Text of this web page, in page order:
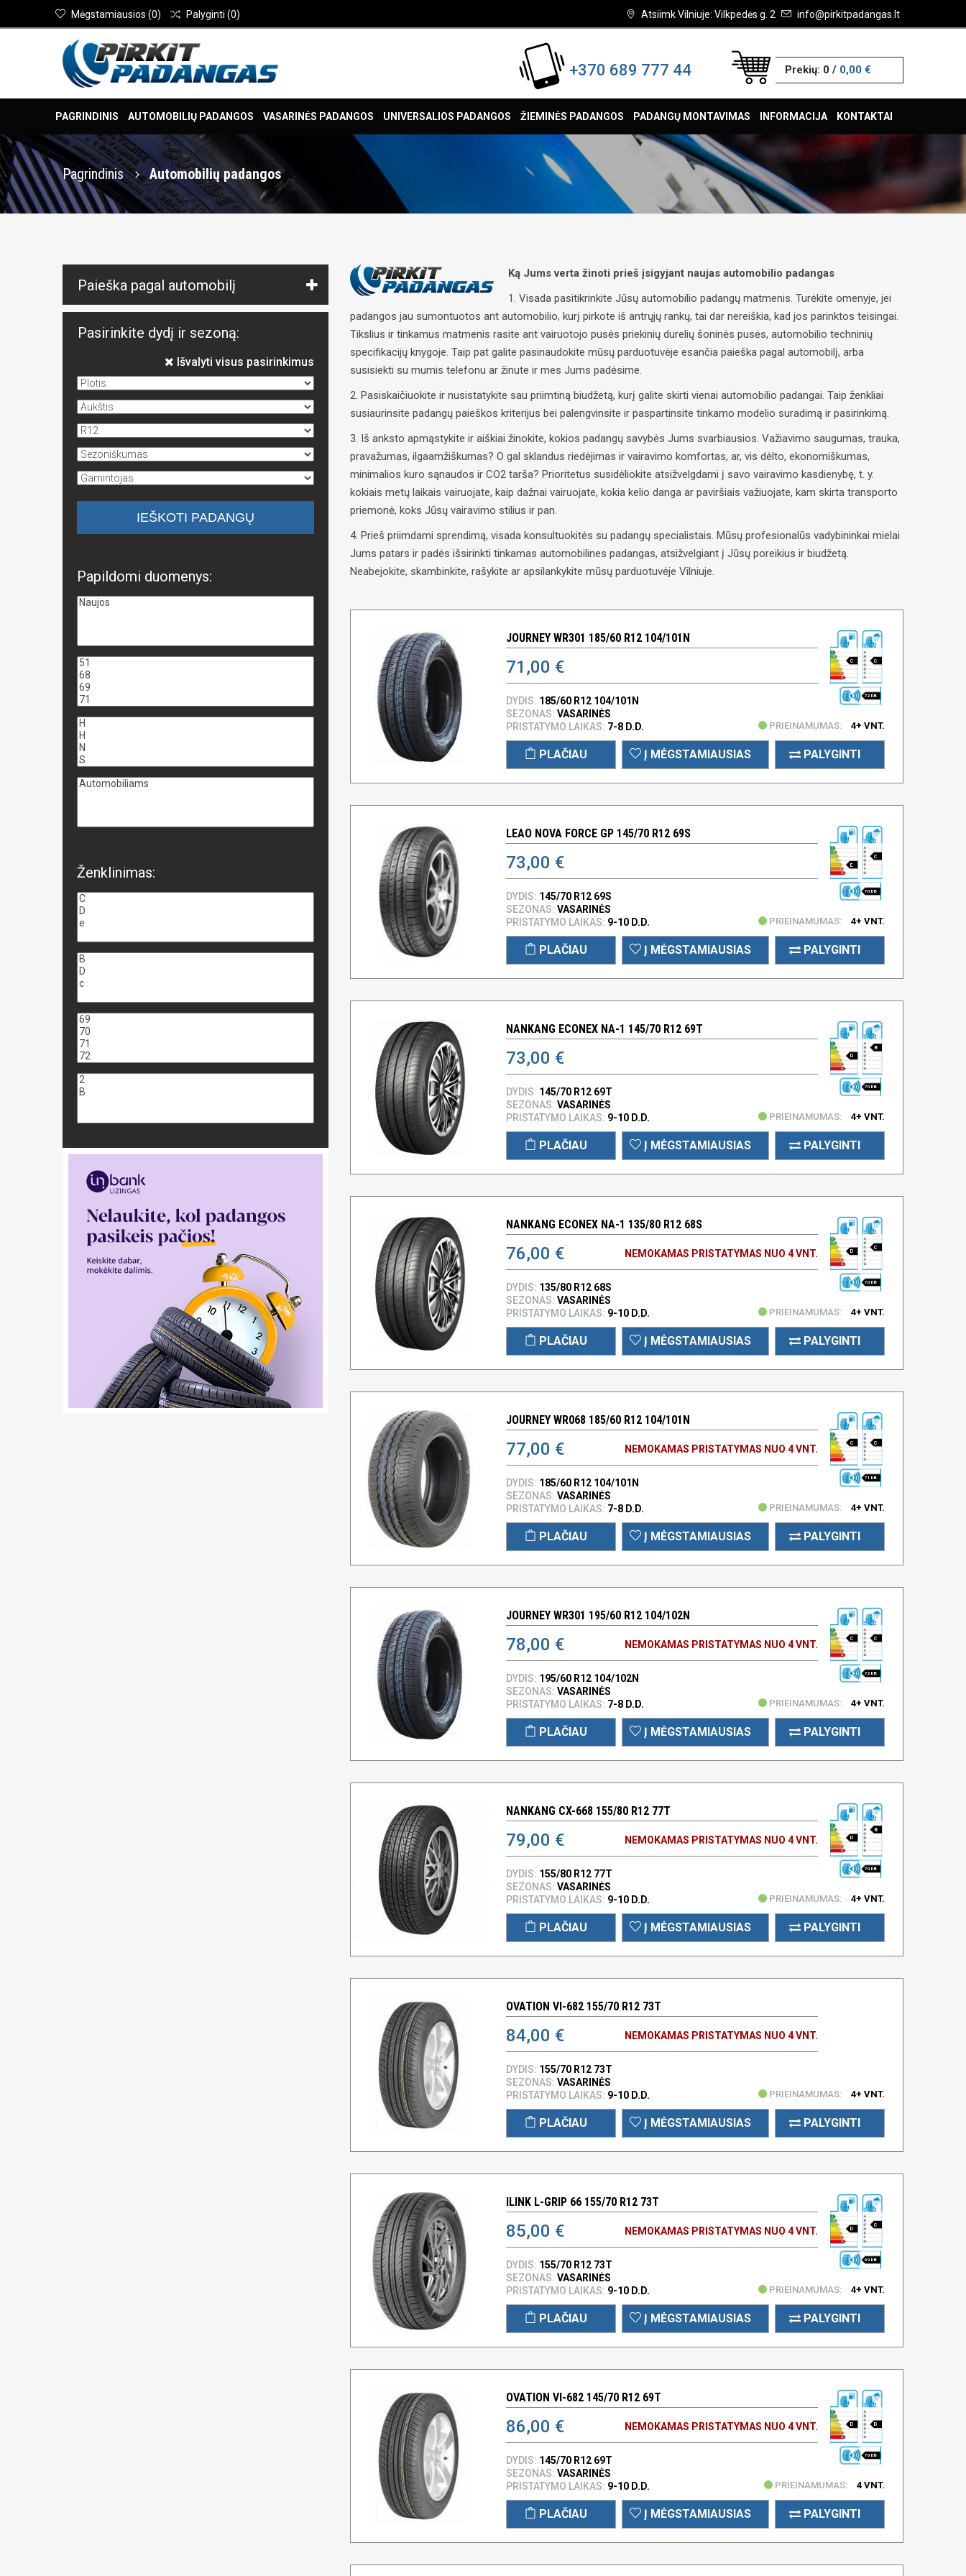
Atsiimk Vilniuje: Vilkpedės g. 2 info@pirkitpadangas.lt
Mėgstamiausios (0) Palyginti (0)
+370 689 777 44 Prekių: 0/ 0,00 €
PAGRINDINIS AUTOMOBILIŲ PADANGOS VASARINĖS PADANGOS UNIVERSALIOS PADANGOS ŽIEMINĖS PADANGOS PADANGŲ MONTAVIMAS INFORMACIJA KONTAKTAI
Pagrindinis Automobilių padangos
Paieška pagal automobilį
Pasirinkite dydį ir sezoną:
Išvalyti visus pasirinkimus
Papildomi duomenys:
Ženklinimas:
Ką Jums verta žinoti prieš įsigyjant naujas automobilio padangas
1. Visada pasitikrinkite Jūsų automobilio padangų matmenis. Turėkite omenyje, jei
padangos jau sumontuotos ant automobilio, kurį pirkote iš antrųjų rankų, tai dar nereiškia, kad jos parinktos teisingai.
Tikslius ir tinkamus matmenis rasite ant vairuotojo pusės priekinių durelių šoninės pusės, automobilio techninių
specifikacijų knygoje. Taip pat galite pasinaudokite mūsų parduotuvėje esančia paieška pagal automobilį, arba
susisiekti su mumis telefonu ar žinute ir mes Jums padėsime.
2. Pasiskaičiuokite ir nusistatykite sau priimtiną biudžetą, kurį galite skirti vienai automobilio padangai. Taip ženkliai
susiaurinsite padangų paieškos kriterijus bei palengvinsite ir paspartinsite tinkamo modelio suradimą ir pasirinkimą.
3. Iš anksto apmąstykite ir aiškiai žinokite, kokios padangų savybės Jums svarbiausios. Važiavimo saugumas, trauka,
pravažumas, ilgaamžiškumas? O gal sklandus riedėjimas ir vairavimo komfortas, ar, vis dėlto, ekonomiškumas,
minimalios kuro sąnaudos ir CO2 tarša? Prioritetus susidėliokite atsižvelgdami į savo vairavimo kasdienybę, t. y.
kokiais metų laikais vairuojate, kaip dažnai vairuojate, kokia kelio danga ar paviršiais važiuojate, kam skirta transporto
priemonė, koks Jūsų vairavimo stilius ir pan.
4. Prieš priimdami sprendimą, visada konsultuokitės su padangų specialistais. Mūsų profesionalūs vadybininkai mielai
Jums patars ir padės išsirinkti tinkamas automobilines padangas, atsižvelgiant į Jūsų poreikius ir biudžetą.
Neabejokite, skambinkite, rašykite ar apsilankykite mūsų parduotuvėje Vilniuje.
JOURNEY WR301 185/60 R12 104/101N
71,00 € C C
72 DB
DYDIS: 185/60 R12 104/101N
SEZONAS: VASARINĖS
PRISTATYMO LAIKAS: 7-8 D.D. PRIEINAMUMAS: 4+ VNT.
PLAČIAU Į MĖGSTAMIAUSIAS PALYGINTI
LEAO NOVA FORCE GP 145/70 R12 69S
73,00 € E
C
70 DB
DYDIS: 145/70 R12 69S
SEZONAS: VASARINĖS
PRISTATYMO LAIKAS: 9-10 D.D. PRIEINAMUMAS: 4+ VNT.
PLAČIAU Į MĖGSTAMIAUSIAS PALYGINTI
NANKANG ECONEX NA-1 145/70 R12 69T
73,00 € D
B
70 DB
DYDIS: 145/70 R12 69T
SEZONAS: VASARINĖS
PRISTATYMO LAIKAS: 9-10 D.D. PRIEINAMUMAS: 4+ VNT.
PLAČIAU Į MĖGSTAMIAUSIAS PALYGINTI
NANKANG ECONEX NA-1 135/80 R12 68S
76,00 € NEMOKAMAS PRISTATYMAS NUO 4 VNT. D
C
70 DB
DYDIS: 135/80 R12 68S
SEZONAS: VASARINĖS
PRISTATYMO LAIKAS: 9-10 D.D. PRIEINAMUMAS: 4+ VNT.
PLAČIAU Į MĖGSTAMIAUSIAS PALYGINTI
JOURNEY WR068 185/60 R12 104/101N
77,00 € NEMOKAMAS PRISTATYMAS NUO 4 VNT.
C C
71 DB
DYDIS: 185/60 R12 104/101N
SEZONAS: VASARINĖS
PRISTATYMO LAIKAS: 7-8 D.D. PRIEINAMUMAS: 4+ VNT.
PLAČIAU Į MĖGSTAMIAUSIAS PALYGINTI
JOURNEY WR301 195/60 R12 104/102N
78,00 € NEMOKAMAS PRISTATYMAS NUO 4 VNT.
C C
72 DB
DYDIS: 195/60 R12 104/102N
SEZONAS: VASARINĖS
PRISTATYMO LAIKAS: 7-8 D.D. PRIEINAMUMAS: 4+ VNT.
PLAČIAU Į MĖGSTAMIAUSIAS PALYGINTI
NANKANG CX-668 155/80 R12 77T
79,00 € NEMOKAMAS PRISTATYMAS NUO 4 VNT. D
B
70 DB
DYDIS: 155/80 R12 77T
SEZONAS: VASARINĖS
PRISTATYMO LAIKAS: 9-10 D.D. PRIEINAMUMAS: 4+ VNT.
PLAČIAU Į MĖGSTAMIAUSIAS PALYGINTI
OVATION VI-682 155/70 R12 73T
84,00 € NEMOKAMAS PRISTATYMAS NUO 4 VNT.
DYDIS: 155/70 R12 73T
SEZONAS: VASARINĖS
PRISTATYMO LAIKAS: 9-10 D.D. PRIEINAMUMAS: 4+ VNT.
PLAČIAU Į MĖGSTAMIAUSIAS PALYGINTI
ILINK L-GRIP 66 155/70 R12 73T
85,00 € NEMOKAMAS PRISTATYMAS NUO 4 VNT. D
C
69 DB
DYDIS: 155/70 R12 73T
SEZONAS: VASARINĖS
PRISTATYMO LAIKAS: 9-10 D.D. PRIEINAMUMAS: 4+ VNT.
PLAČIAU Į MĖGSTAMIAUSIAS PALYGINTI
OVATION VI-682 145/70 R12 69T
86,00 € NEMOKAMAS PRISTATYMAS NUO 4 VNT. D D
70 DB
DYDIS: 145/70 R12 69T
SEZONAS: VASARINĖS
PRISTATYMO LAIKAS: 9-10 D.D. PRIEINAMUMAS: 4 VNT.
PLAČIAU Į MĖGSTAMIAUSIAS PALYGINTI